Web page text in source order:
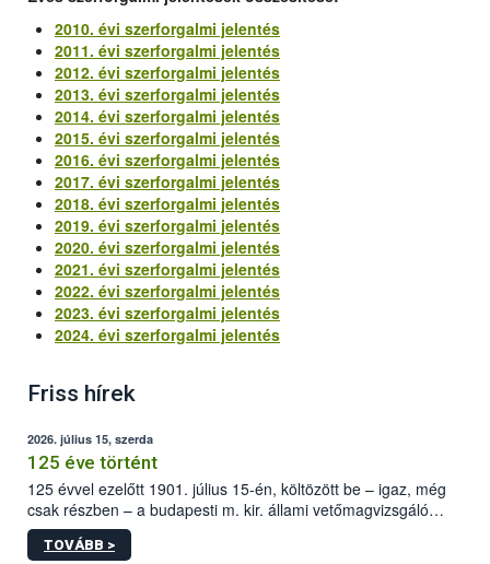
2010. évi szerforgalmi jelentés
2011. évi szerforgalmi jelentés
2012. évi szerforgalmi jelentés
2013. évi szerforgalmi jelentés
2014. évi szerforgalmi jelentés
2015. évi szerforgalmi jelentés
2016. évi szerforgalmi jelentés
2017. évi szerforgalmi jelentés
2018. évi szerforgalmi jelentés
2019. évi szerforgalmi jelentés
2020. évi szerforgalmi jelentés
2021. évi szerforgalmi jelentés
2022. évi szerforgalmi jelentés
2023. évi szerforgalmi jelentés
2024. évi szerforgalmi jelentés
Friss hírek
2026. július 15, szerda
125 éve történt
125 évvel ezelőtt 1901. július 15-én, költözött be – igaz, még
csak részben – a budapesti m. kir. állami vetőmagvizsgáló
állomás a Kis Rókus utca 15. szám alatti, Czigler Győző által
tervezett új épületébe.
TOVÁBB >